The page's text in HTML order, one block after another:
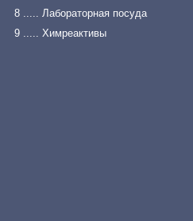
8 ..... Лабораторная посуда
9 ..... Химреактивы